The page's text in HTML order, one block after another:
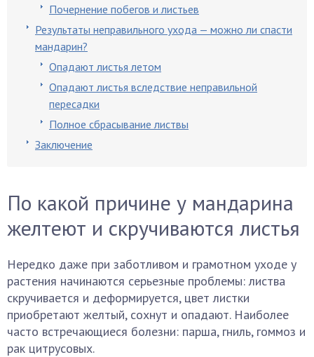
Почернение побегов и листьев
Результаты неправильного ухода — можно ли спасти
мандарин?
Опадают листья летом
Опадают листья вследствие неправильной
пересадки
Полное сбрасывание листвы
Заключение
По какой причине у мандарина
желтеют и скручиваются листья
Нередко даже при заботливом и грамотном уходе у
растения начинаются серьезные проблемы: листва
скручивается и деформируется, цвет листки
приобретают желтый, сохнут и опадают. Наиболее
часто встречающиеся болезни: парша, гниль, гоммоз и
рак цитрусовых.